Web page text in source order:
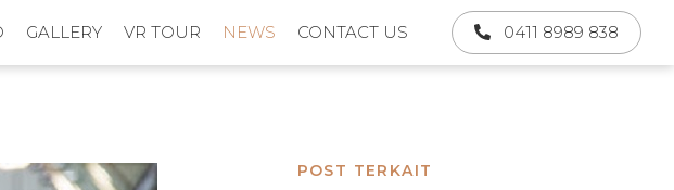
GALLERY VR TOUR NEWS CONTACT US 0411 8989 838
POST TERKAIT